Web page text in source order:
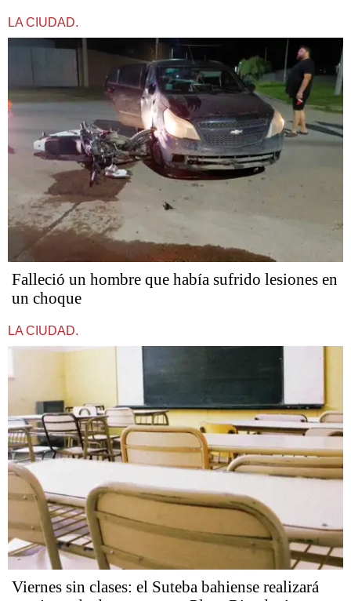
LA CIUDAD.
Falleció un hombre que había sufrido lesiones en
un choque
LA CIUDAD.
Viernes sin clases: el Suteba bahiense realizará